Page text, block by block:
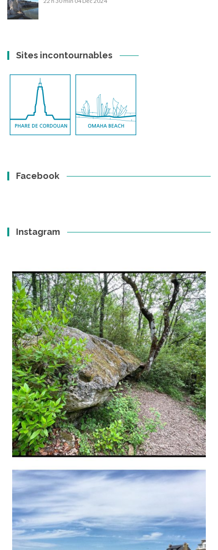
Sites incontournables
Facebook
Instagram